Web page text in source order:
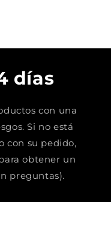
días
con una
Si no está
con su pedido,
obtener un
preguntas).